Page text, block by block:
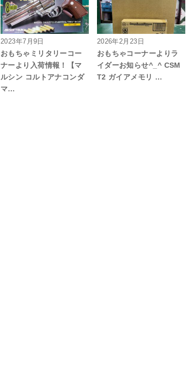
2023年7月9日
おもちゃミリタリーコー
ナーより入荷情報！【マ
ルシン コルトアナコンダ
マ…
2026年2月23日
おもちゃコーナーよりラ
イダーお知らせ^_^ CSM
T2 ガイアメモリ …